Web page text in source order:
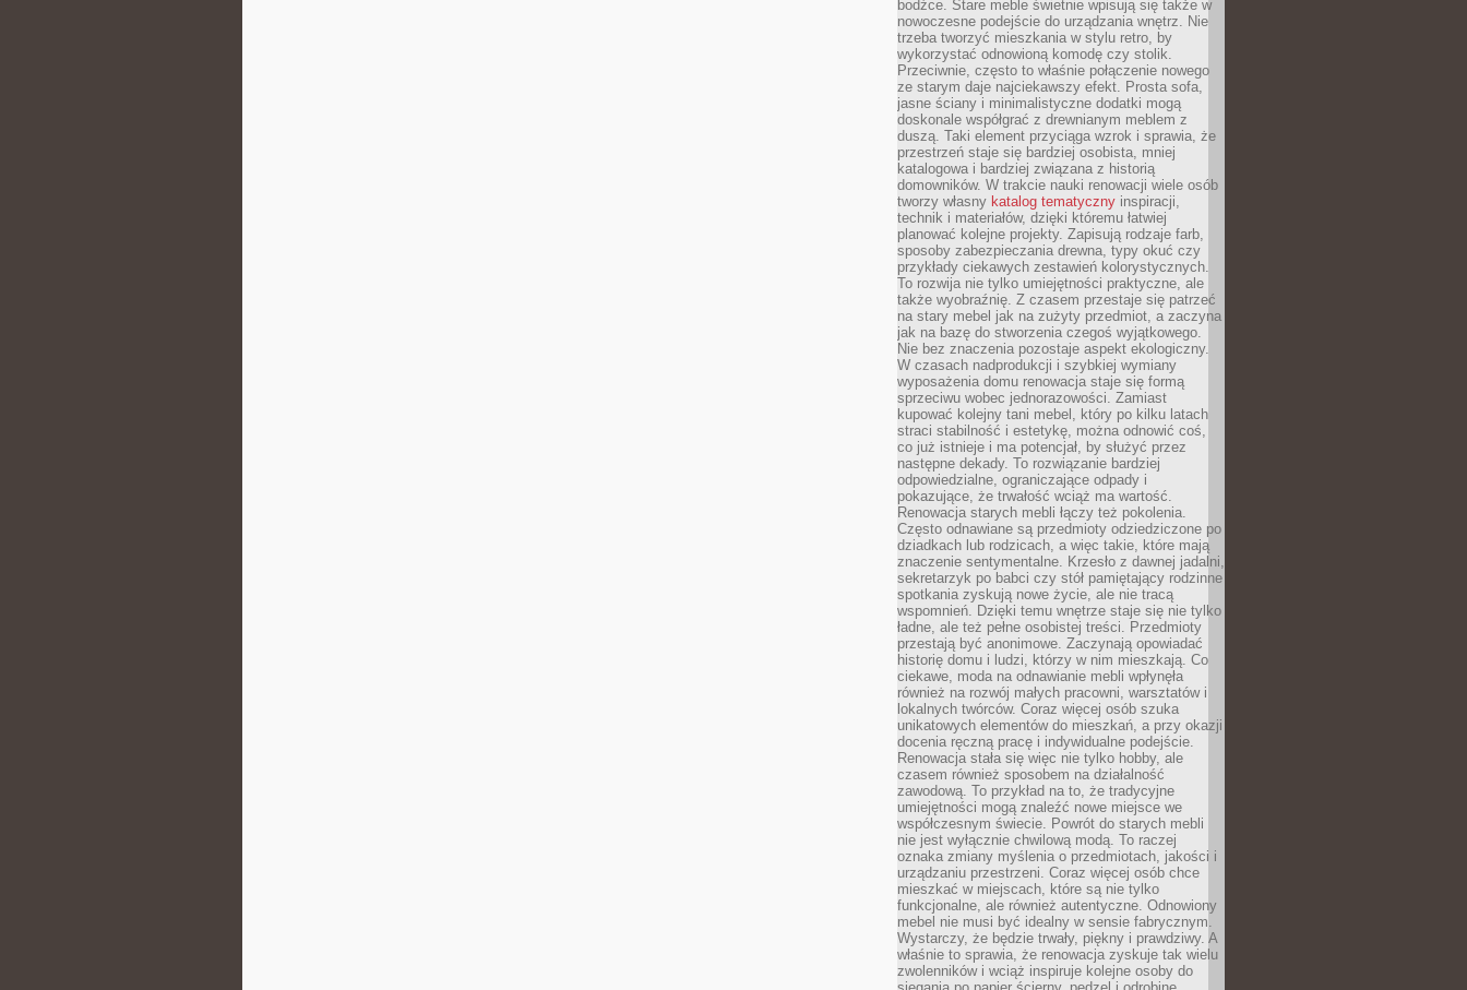
bodźce. Stare meble świetnie wpisują się także w
nowoczesne podejście do urządzania wnętrz. Nie
trzeba tworzyć mieszkania w stylu retro, by
wykorzystać odnowioną komodę czy stolik.
Przeciwnie, często to właśnie połączenie nowego
ze starym daje najciekawszy efekt. Prosta sofa,
jasne ściany i minimalistyczne dodatki mogą
doskonale współgrać z drewnianym meblem z
duszą. Taki element przyciąga wzrok i sprawia, że
przestrzeń staje się bardziej osobista, mniej
katalogowa i bardziej związana z historią
domowników. W trakcie nauki renowacji wiele osób
tworzy własny katalog tematyczny inspiracji,
technik i materiałów, dzięki któremu łatwiej
planować kolejne projekty. Zapisują rodzaje farb,
sposoby zabezpieczania drewna, typy okuć czy
przykłady ciekawych zestawień kolorystycznych.
To rozwija nie tylko umiejętności praktyczne, ale
także wyobraźnię. Z czasem przestaje się patrzeć
na stary mebel jak na zużyty przedmiot, a zaczyna
jak na bazę do stworzenia czegoś wyjątkowego.
Nie bez znaczenia pozostaje aspekt ekologiczny.
W czasach nadprodukcji i szybkiej wymiany
wyposażenia domu renowacja staje się formą
sprzeciwu wobec jednorazowości. Zamiast
kupować kolejny tani mebel, który po kilku latach
straci stabilność i estetykę, można odnowić coś,
co już istnieje i ma potencjał, by służyć przez
następne dekady. To rozwiązanie bardziej
odpowiedzialne, ograniczające odpady i
pokazujące, że trwałość wciąż ma wartość.
Renowacja starych mebli łączy też pokolenia.
Często odnawiane są przedmioty odziedziczone po
dziadkach lub rodzicach, a więc takie, które mają
znaczenie sentymentalne. Krzesło z dawnej jadalni,
sekretarzyk po babci czy stół pamiętający rodzinne
spotkania zyskują nowe życie, ale nie tracą
wspomnień. Dzięki temu wnętrze staje się nie tylko
ładne, ale też pełne osobistej treści. Przedmioty
przestają być anonimowe. Zaczynają opowiadać
historię domu i ludzi, którzy w nim mieszkają. Co
ciekawe, moda na odnawianie mebli wpłynęła
również na rozwój małych pracowni, warsztatów i
lokalnych twórców. Coraz więcej osób szuka
unikatowych elementów do mieszkań, a przy okazji
docenia ręczną pracę i indywidualne podejście.
Renowacja stała się więc nie tylko hobby, ale
czasem również sposobem na działalność
zawodową. To przykład na to, że tradycyjne
umiejętności mogą znaleźć nowe miejsce we
współczesnym świecie. Powrót do starych mebli
nie jest wyłącznie chwilową modą. To raczej
oznaka zmiany myślenia o przedmiotach, jakości i
urządzaniu przestrzeni. Coraz więcej osób chce
mieszkać w miejscach, które są nie tylko
funkcjonalne, ale również autentyczne. Odnowiony
mebel nie musi być idealny w sensie fabrycznym.
Wystarczy, że będzie trwały, piękny i prawdziwy. A
właśnie to sprawia, że renowacja zyskuje tak wielu
zwolenników i wciąż inspiruje kolejne osoby do